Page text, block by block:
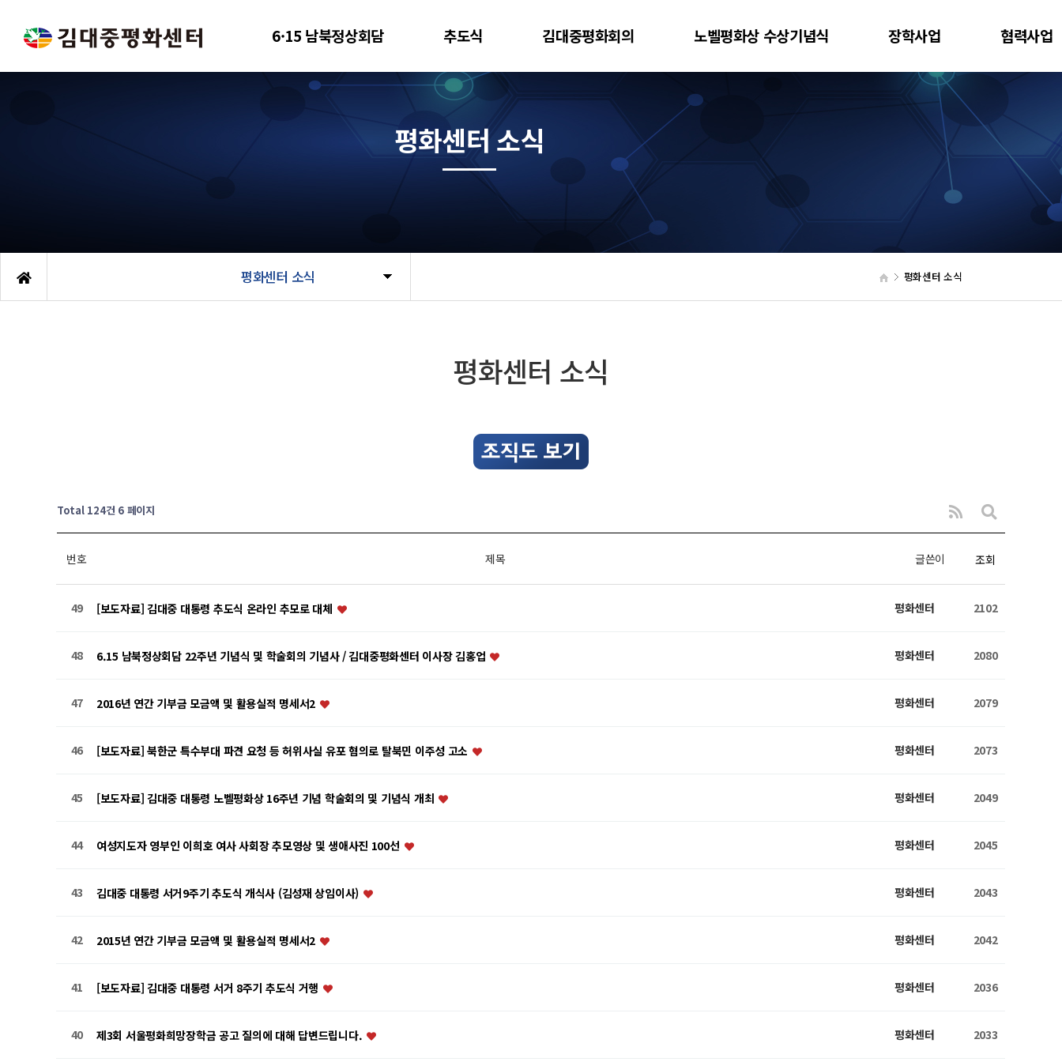
6·15 남북정상회담 추도식 김대중평화회의 노벨평화상 수상기념식 장학사업 협력사업
평화센터 소식 평화센터 소식
평화센터 소식
평화센터 소식
Total 124건6 페이지
번호 제목 글쓴이 조회
49 [보도자료] 김대중 대통령 추도식 온라인 추모로 대체 평화센터 2102
48 6.15 남북정상회담 22주년 기념식 및 학술회의 기념사 / 김대중평화센터 이사장 김홍업 평화센터 2080
47 2016년 연간 기부금 모금액 및 활용실적 명세서2 평화센터 2079
46 [보도자료] 북한군 특수부대 파견 요청 등 허위사실 유포 혐의로 탈북민 이주성 고소 평화센터 2073
45 [보도자료] 김대중 대통령 노벨평화상 16주년 기념 학술회의 및 기념식 개최 평화센터 2049
44 여성지도자 영부인 이희호 여사 사회장 추모영상 및 생애사진 100선 평화센터 2045
43 김대중 대통령 서거9주기 추도식 개식사 (김성재 상임이사) 평화센터 2043
42 2015년 연간 기부금 모금액 및 활용실적 명세서2 평화센터 2042
41 [보도자료] 김대중 대통령 서거 8주기 추도식 거행 평화센터 2036
40 제3회 서울평화희망장학금 공고 질의에 대해 답변드립니다. 평화센터 2033